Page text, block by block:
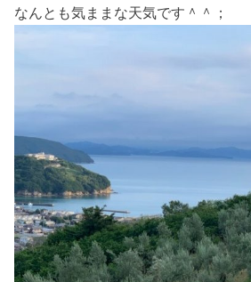
なんとも気ままな天気です＾＾；